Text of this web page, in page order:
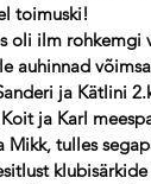
toimuski!
oli ilm
auhinnad
ja Kätlini
ja Karl
tulles